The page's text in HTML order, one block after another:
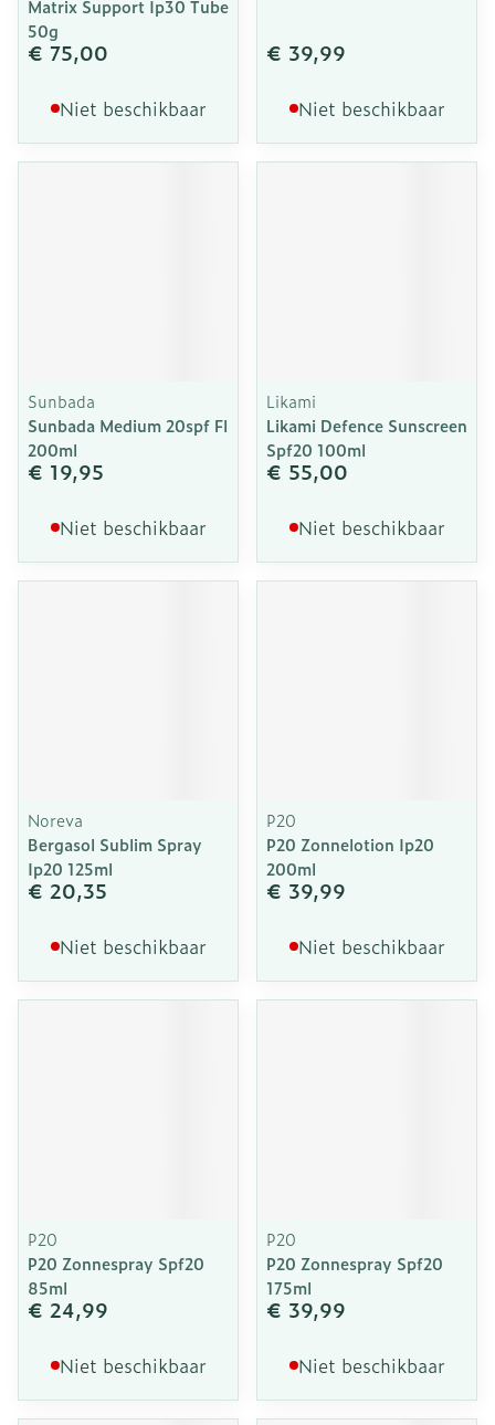
Matrix Support Ip30 Tube
50g
€ 75,00
Niet beschikbaar
€ 39,99
Niet beschikbaar
Sunbada
Sunbada Medium 20spf Fl
200ml
€ 19,95
Niet beschikbaar
Likami
Likami Defence Sunscreen
Spf20 100ml
€ 55,00
Niet beschikbaar
Noreva
Bergasol Sublim Spray
Ip20 125ml
€ 20,35
Niet beschikbaar
P20
P20 Zonnelotion Ip20
200ml
€ 39,99
Niet beschikbaar
P20
P20 Zonnespray Spf20
85ml
€ 24,99
Niet beschikbaar
P20
P20 Zonnespray Spf20
175ml
€ 39,99
Niet beschikbaar